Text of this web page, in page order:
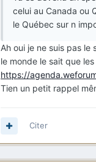
celui au Canada ou
le Québec sur n
Ah oui je ne suis pas
le monde le sait que
https://
Tien un petit rappel
Citer